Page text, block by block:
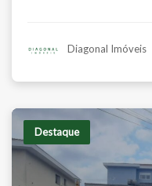
Diagonal Imóveis
Destaque